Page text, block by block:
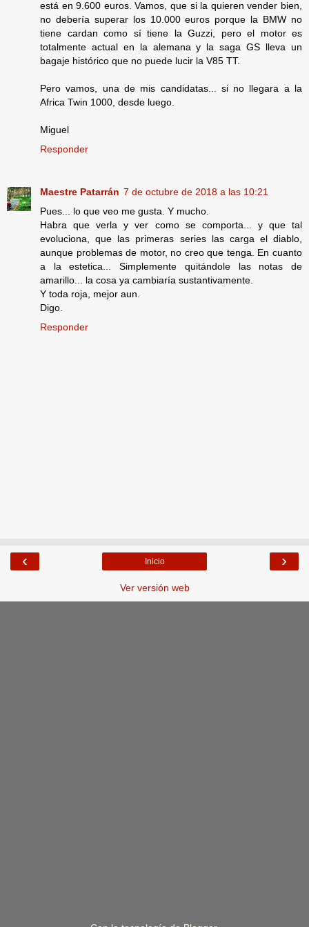
está en 9.600 euros. Vamos, que si la quieren vender bien,
no debería superar los 10.000 euros porque la BMW no
tiene cardan como sí tiene la Guzzi, pero el motor es
totalmente actual en la alemana y la saga GS lleva un
bagaje histórico que no puede lucir la V85 TT.
Pero vamos, una de mis candidatas... si no llegara a la
Africa Twin 1000, desde luego.
Miguel
Responder
Maestre Patarrán 7 de octubre de 2018 a las 10:21
Pues... lo que veo me gusta. Y mucho.
Habra que verla y ver como se comporta... y que tal
evoluciona, que las primeras series las carga el diablo,
aunque problemas de motor, no creo que tenga. En cuanto
a la estetica... Simplemente quitándole las notas de
amarillo... la cosa ya cambiaría sustantivamente.
Y toda roja, mejor aun.
Digo.
Responder
‹ ›
Inicio
Ver versión web